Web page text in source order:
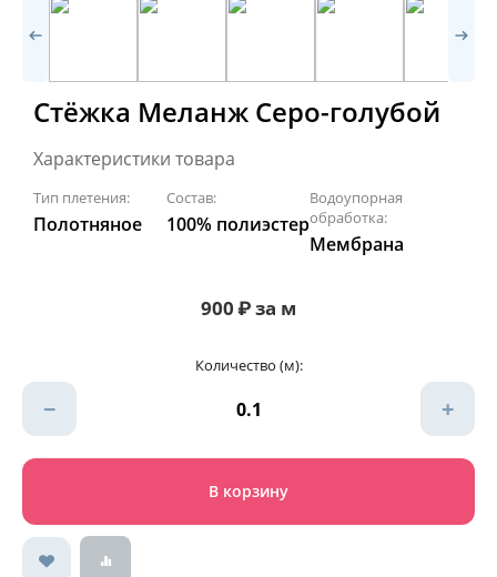
Стёжка Меланж Серо-голубой
Характеристики товара
Тип плетения:
Полотняное
Состав:
100% полиэстер
Водоупорная
обработка:
Мембрана
900₽за м
Количество (м):
− +
В корзину